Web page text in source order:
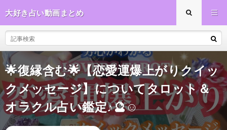
大好き占い動画まとめ
🌟復縁含む🌟【恋愛運爆上がりクイッ
クメッセージ】についてタロット＆
オラクル占い鑑定♪🔮☺️